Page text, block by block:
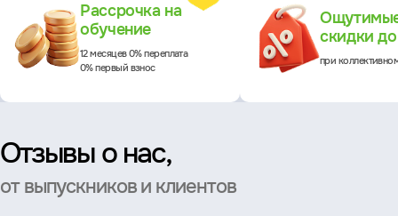
Рассрочка на
обучение
12 месяцев 0% переплата
0% первый взнос
скидки
при
Отзывы о нас,
от выпускников и клиентов